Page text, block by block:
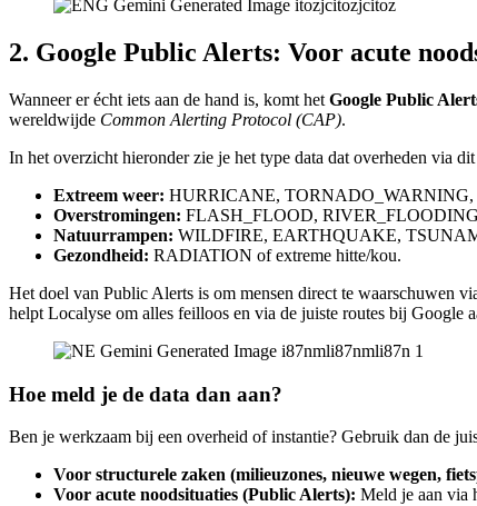
2. Google Public Alerts: Voor acute
Wanneer er écht iets aan de hand is, komt het Google Public
wereldwijde Common Alerting Protocol (CAP).
In het overzicht hieronder zie je het type data dat overheden via
Extreem weer: HURRICANE,
Overstromingen: FLASH_FLOOD, RIVER_FLOODING
Natuurrampen: WILDFIRE, EARTHQUAKE,
Gezondheid: RADIATION of extreme hitte/kou.
Het doel van Public Alerts is om mensen direct te waarschuwen
helpt Localyse om alles feilloos en via de juiste routes bij Google
Hoe meld je de data dan aan?
Ben je werkzaam bij een overheid of instantie? Gebruik dan de
Voor structurele zaken (milieuzones, nieuwe wegen,
Voor acute noodsituaties (Public Alerts): Meld je aan via